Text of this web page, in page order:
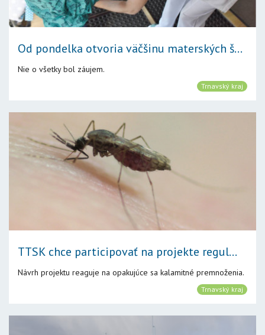
Od pondelka otvoria väčšinu materských š...
Nie o všetky bol záujem.
Trnavský kraj
TTSK chce participovať na projekte regul...
Návrh projektu reaguje na opakujúce sa kalamitné premnoženia.
Trnavský kraj